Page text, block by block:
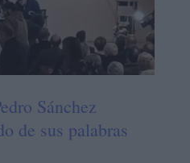
Sánchez
de sus palabras